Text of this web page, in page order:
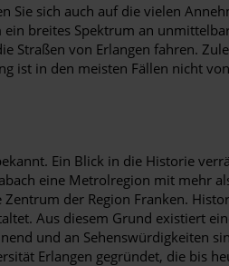
Sie sich auch auf die vielen
breites Spektrum an
Straßen von Erlangen fahren.
ist in den meisten Fällen nicht
Ein Blick in die Historie
eine Metrolregion mit mehr
der Region Franken.
Aus diesem Grund existiert
und an Sehenswürdigkeiten
Erlangen gegründet, die bis